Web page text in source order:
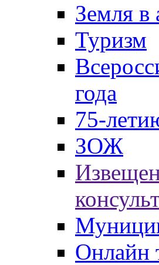
Земля в
Туризм
года
75-
ЗОЖ
Онлайн